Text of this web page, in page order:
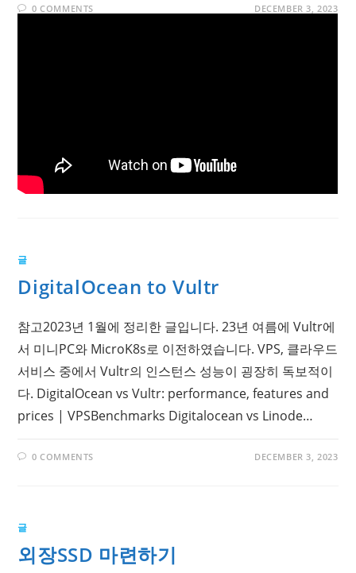
0 COMMENTS DECEMBER 3, 2023
글
DigitalOcean to Vultr
참고2023년 1월에 정리한 글입니다. 23년 여름에 Vultr에
서 미니PC와 MicroK8s로 이전하였습니다. VPS, 클라우드
서비스 중에서 Vultr의 인스턴스 성능이 굉장히 독보적이
다. DigitalOcean vs Vultr: performance, features and
prices | VPSBenchmarks Digitalocean vs Linode…
0 COMMENTS DECEMBER 3, 2023
글
외장SSD 마련하기